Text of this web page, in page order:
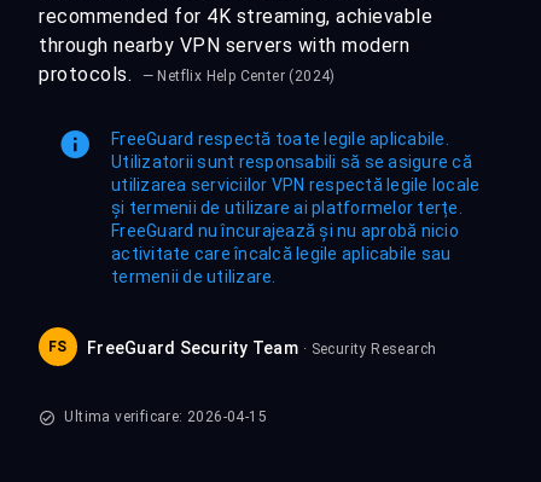
recommended for 4K streaming, achievable
through nearby VPN servers with modern
protocols.
— Netflix Help Center (2024)
FreeGuard respectă toate legile aplicabile.
Utilizatorii sunt responsabili să se asigure că
utilizarea serviciilor VPN respectă legile locale
și termenii de utilizare ai platformelor terțe.
FreeGuard nu încurajează și nu aprobă nicio
activitate care încalcă legile aplicabile sau
termenii de utilizare.
FS FreeGuard Security Team · Security Research
Ultima verificare: 2026-04-15